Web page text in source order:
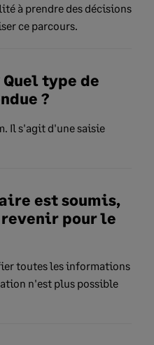
à prendre des décisions
ce parcours.
type de
?
Il s'agit d'une saisie
est soumis,
pour le
toutes les informations
n'est plus possible